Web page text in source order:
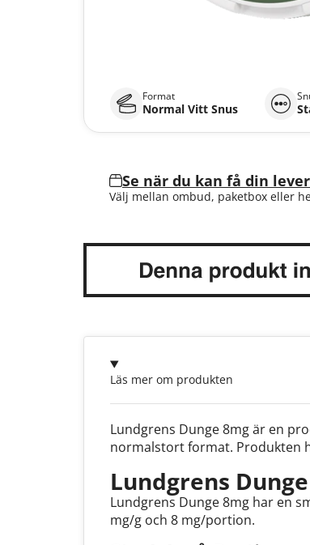
Format
Normal Vitt Snus
Se när du kan få din
Välj mellan ombud, paketbox eller
Läs mer om produkten
Lundgrens Dunge 8mg är en
normalstort format. Produkten
Lundgrens
Lundgrens Dunge 8mg har en
mg/g och 8 mg/portion.